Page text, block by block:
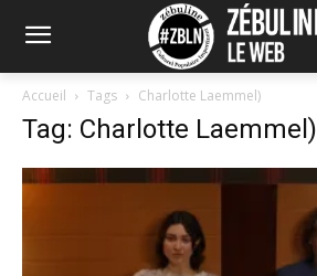
Accueil Tags Charlotte Laemmel)
Tag: Charlotte Laemmel)